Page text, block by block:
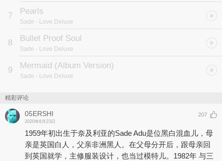
7 Pearls
Sade - Love Deluxe
8 Bullet Proof Soul
Sade - Love Deluxe
9 Mermaid (Album Version)
Sade - Love Deluxe
精彩评论
05ERSHI
2020年6月23日
207
1959年初出生于奈及利亚的Sade Adu是位黑白混血儿，母
亲是英国白人，父亲非洲黑人。在父母分开后，跟母亲回
到英国就学，主修服装设计，也当过模特儿。1982年 与三